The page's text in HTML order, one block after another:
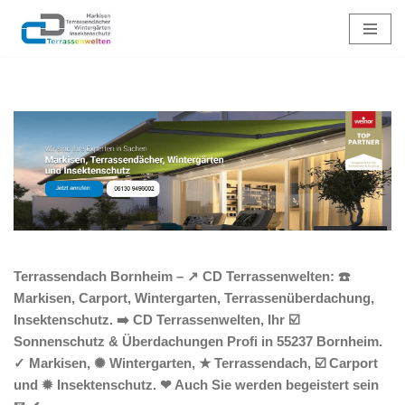
Zum
Terrassendach Bornheim – ↗️ CD Terrassenwelten: ☎️
Markisen, Carport, Wintergarten, Terrassenüberdachung,
Insektenschutz. ➡️ CD Terrassenwelten, Ihr ☑️
Sonnenschutz & Überdachungen Profi in 55237 Bornheim.
✓ Markisen, ✺ Wintergarten, ★ Terrassendach, ☑️ Carport
und ✹ Insektenschutz. ❤ Auch Sie werden begeistert sein